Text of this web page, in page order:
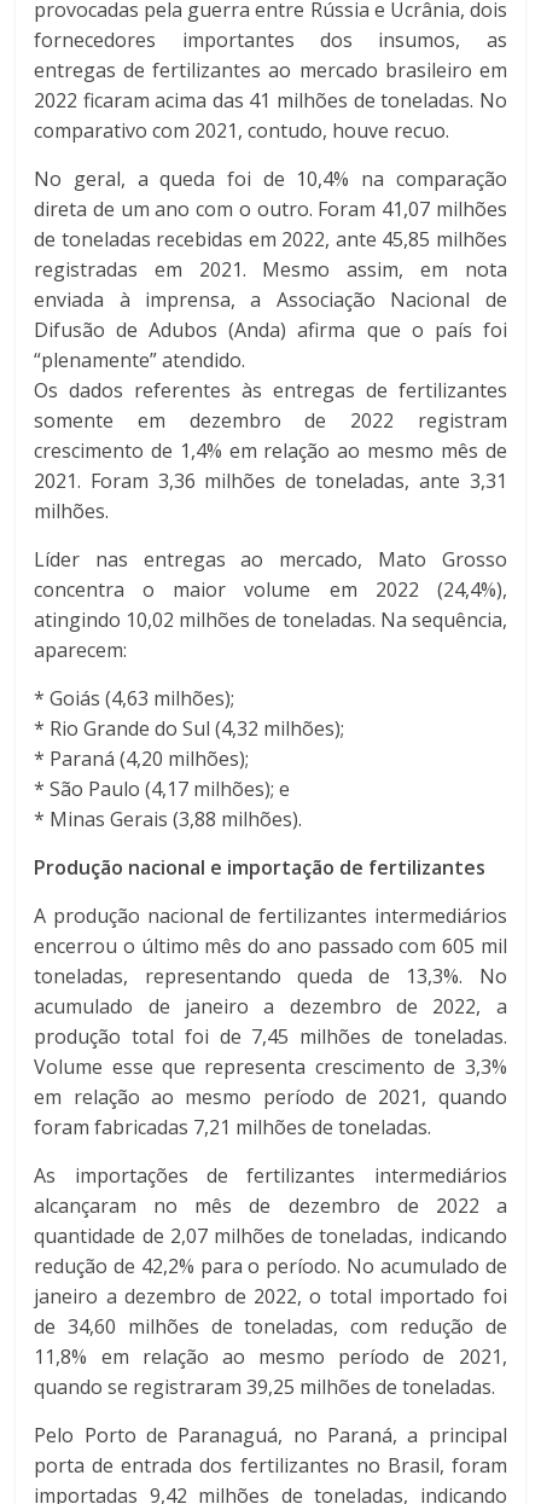
provocadas pela guerra entre Rússia e Ucrânia, dois
fornecedores importantes dos insumos, as
entregas de fertilizantes ao mercado brasileiro em
2022 ficaram acima das 41 milhões de toneladas. No
comparativo com 2021, contudo, houve recuo.
No geral, a queda foi de 10,4% na comparação
direta de um ano com o outro. Foram 41,07 milhões
de toneladas recebidas em 2022, ante 45,85 milhões
registradas em 2021. Mesmo assim, em nota
enviada à imprensa, a Associação Nacional de
Difusão de Adubos (Anda) afirma que o país foi
“plenamente” atendido.
Os dados referentes às entregas de fertilizantes
somente em dezembro de 2022 registram
crescimento de 1,4% em relação ao mesmo mês de
2021. Foram 3,36 milhões de toneladas, ante 3,31
milhões.
Líder nas entregas ao mercado, Mato Grosso
concentra o maior volume em 2022 (24,4%),
atingindo 10,02 milhões de toneladas. Na sequência,
aparecem:
* Goiás (4,63 milhões);
* Rio Grande do Sul (4,32 milhões);
* Paraná (4,20 milhões);
* São Paulo (4,17 milhões); e
* Minas Gerais (3,88 milhões).
Produção nacional e importação de fertilizantes
A produção nacional de fertilizantes intermediários
encerrou o último mês do ano passado com 605 mil
toneladas, representando queda de 13,3%. No
acumulado de janeiro a dezembro de 2022, a
produção total foi de 7,45 milhões de toneladas.
Volume esse que representa crescimento de 3,3%
em relação ao mesmo período de 2021, quando
foram fabricadas 7,21 milhões de toneladas.
As importações de fertilizantes intermediários
alcançaram no mês de dezembro de 2022 a
quantidade de 2,07 milhões de toneladas, indicando
redução de 42,2% para o período. No acumulado de
janeiro a dezembro de 2022, o total importado foi
de 34,60 milhões de toneladas, com redução de
11,8% em relação ao mesmo período de 2021,
quando se registraram 39,25 milhões de toneladas.
Pelo Porto de Paranaguá, no Paraná, a principal
porta de entrada dos fertilizantes no Brasil, foram
importadas 9,42 milhões de toneladas, indicando